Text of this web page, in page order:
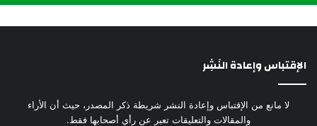
الإقتباس وإعادة النَشِر
لا مانع من الإقتباس وإعادة النشر شريطة ذكر المصدر، حيث أن الأراء
والمقالات والتعليقات تعبر عن رأي أصحابها فقط.